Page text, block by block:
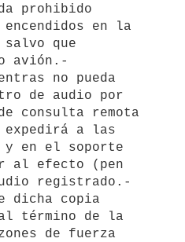
prohibido
en la
salvo que
avión.-
de audio por
consulta remota
expedirá a las
en el soporte
al efecto (pen
registrado.-
término de la
de fuerza